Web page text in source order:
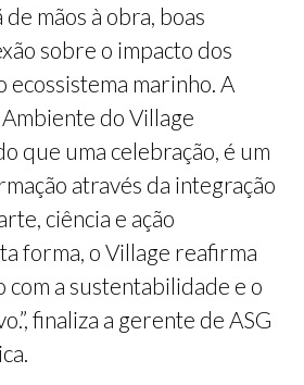
de mãos à obra, boas
sobre o impacto dos
ecossistema marinho. A
do Village
que uma celebração, é um
através da integração
ciência e ação
forma, o Village reafirma
com a sustentabilidade e o
finaliza a gerente de ASG